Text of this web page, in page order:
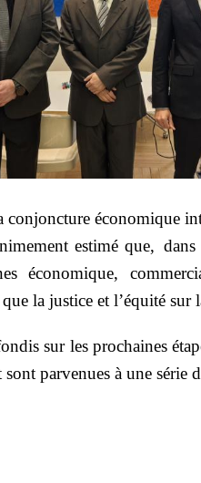
conjoncture économique
estimé que, d
économique,
la justice et l’équité sur
sur les prochaines
parvenues à une série